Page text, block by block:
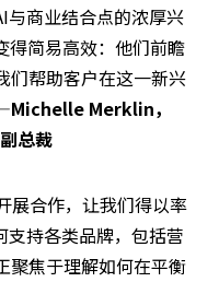
与商业结合点的浓厚兴
简易高效：他们前瞻
们帮助客户在这一新兴
Merklin，
总裁
展合作，让我们得以率
支持各类品牌，包括营
聚焦于理解如何在平衡